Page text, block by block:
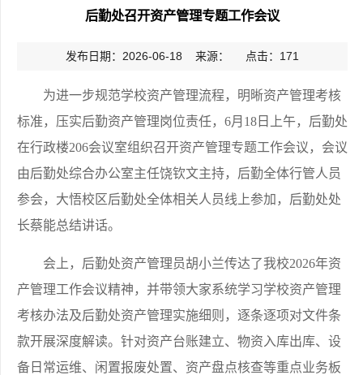
后勤处召开资产管理专题工作会议
发布日期：2026-06-18 来源： 点击： 171
为进一步规范学校资产管理流程，明晰资产管理考核
标准，压实后勤资产管理岗位责任，6月18日上午，后勤处
在行政楼206会议室组织召开资产管理专题工作会议，会议
由后勤处综合办公室主任饶钦文主持，后勤全体行管人员
参会，大悟校区后勤处全体相关人员线上参加，后勤处处
长蔡能总结讲话。
会上，后勤处资产管理员胡小兰传达了我校2026年资
产管理工作会议精神，并带领大家系统学习学校资产管理
考核办法及后勤处资产管理实施细则，逐条逐项对文件条
款开展深度解读。针对资产台账建立、物资入库出库、设
备日常运维、闲置报废处置、资产盘点核查等重点业务板